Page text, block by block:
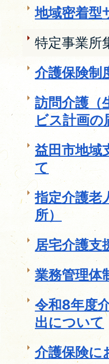
地域密着型
特定事業所
介護保険制
訪問介護（
ビス計画の
益田市地域
て
指定介護老
所）
居宅介護支
業務管理体
令和8年度
出について
介護保険に